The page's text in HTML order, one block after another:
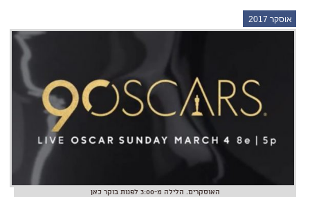
אוסקר 2017
האוסקרים. הלילה מ-3:00 לפנות בוקר כאן